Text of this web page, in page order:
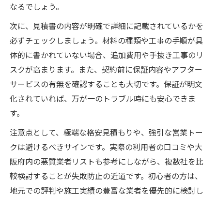
なるでしょう。
次に、見積書の内容が明確で詳細に記載されているかを
必ずチェックしましょう。材料の種類や工事の手順が具
体的に書かれていない場合、追加費用や手抜き工事のリ
スクが高まります。また、契約前に保証内容やアフター
サービスの有無を確認することも大切です。保証が明文
化されていれば、万が一のトラブル時にも安心できま
す。
注意点として、極端な格安見積もりや、強引な営業トー
クは避けるべきサインです。実際の利用者の口コミや大
阪府内の悪質業者リストも参考にしながら、複数社を比
較検討することが失敗防止の近道です。初心者の方は、
地元での評判や施工実績の豊富な業者を優先的に検討し